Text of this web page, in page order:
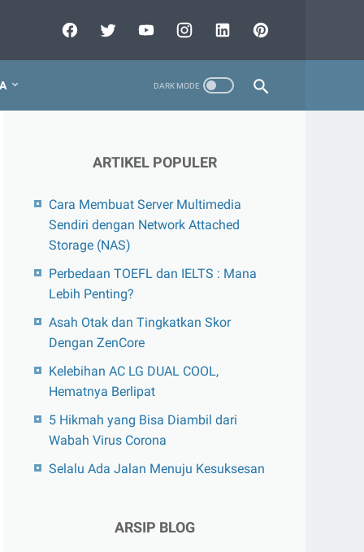
ARTIKEL POPULER
Cara Membuat Server Multimedia
Sendiri dengan Network Attached
Storage (NAS)
Perbedaan TOEFL dan IELTS : Mana
Lebih Penting?
Asah Otak dan Tingkatkan Skor
Dengan ZenCore
Kelebihan AC LG DUAL COOL,
Hematnya Berlipat
5 Hikmah yang Bisa Diambil dari
Wabah Virus Corona
Selalu Ada Jalan Menuju Kesuksesan
ARSIP BLOG